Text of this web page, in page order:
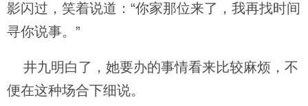
影闪过，笑着说道：“你家那位来了，我再找时间
寻你说事。”
井九明白了，她要办的事情看来比较麻烦，不
便在这种场合下细说。